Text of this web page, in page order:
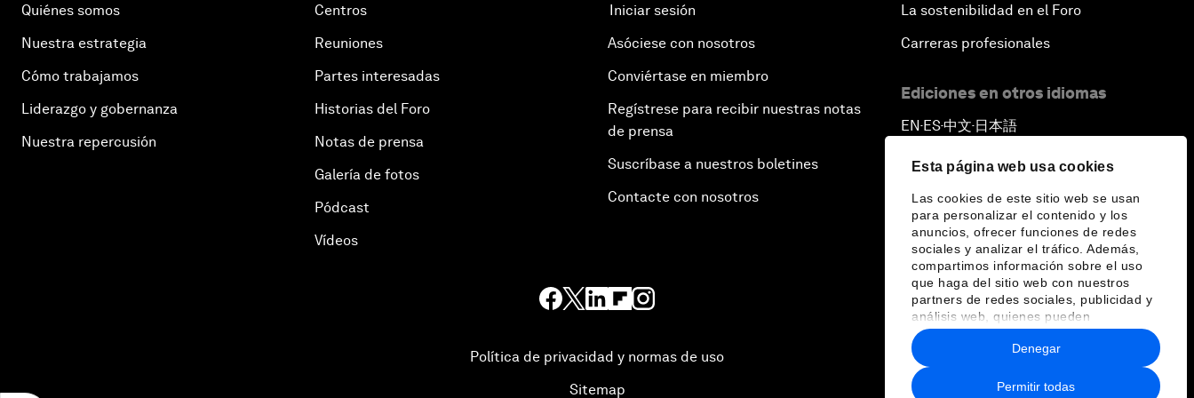
Esta página web usa cookies
Las cookies de este sitio web se usan
para personalizar el contenido y los
anuncios, ofrecer funciones de redes
sociales y analizar el tráfico. Además,
compartimos información sobre el uso
que haga del sitio web con nuestros
partners de redes sociales, publicidad y
análisis web, quienes pueden
combinarla con otra información que les
haya proporcionado o que hayan
recopilado a partir del uso que haya
hecho de sus servicios.
Permitir todas
Denegar
Quiénes somos
Nuestra estrategia
Cómo trabajamos
Liderazgo y gobernanza
Nuestra repercusión
Centros
Reuniones
Partes interesadas
Historias del Foro
Notas de prensa
Galería de fotos
Pódcast
Vídeos
Iniciar sesión
Asóciese con nosotros
Conviértase en miembro
Regístrese para recibir nuestras notas
de prensa
Suscríbase a nuestros boletines
Contacte con nosotros
La sostenibilidad en el Foro
Carreras profesionales
Ediciones en otros idiomas
EN ▪ ES▪中文▪ 日本語
Política de privacidad y normas de uso
Sitemap